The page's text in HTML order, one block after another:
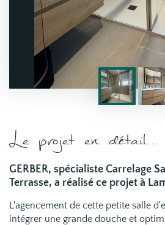
Le projet en détail...
GERBER, spécialiste Carrelage
Terrasse, a réalisé ce projet à
L'agencement de cette petite salle
intégrer une grande douche et